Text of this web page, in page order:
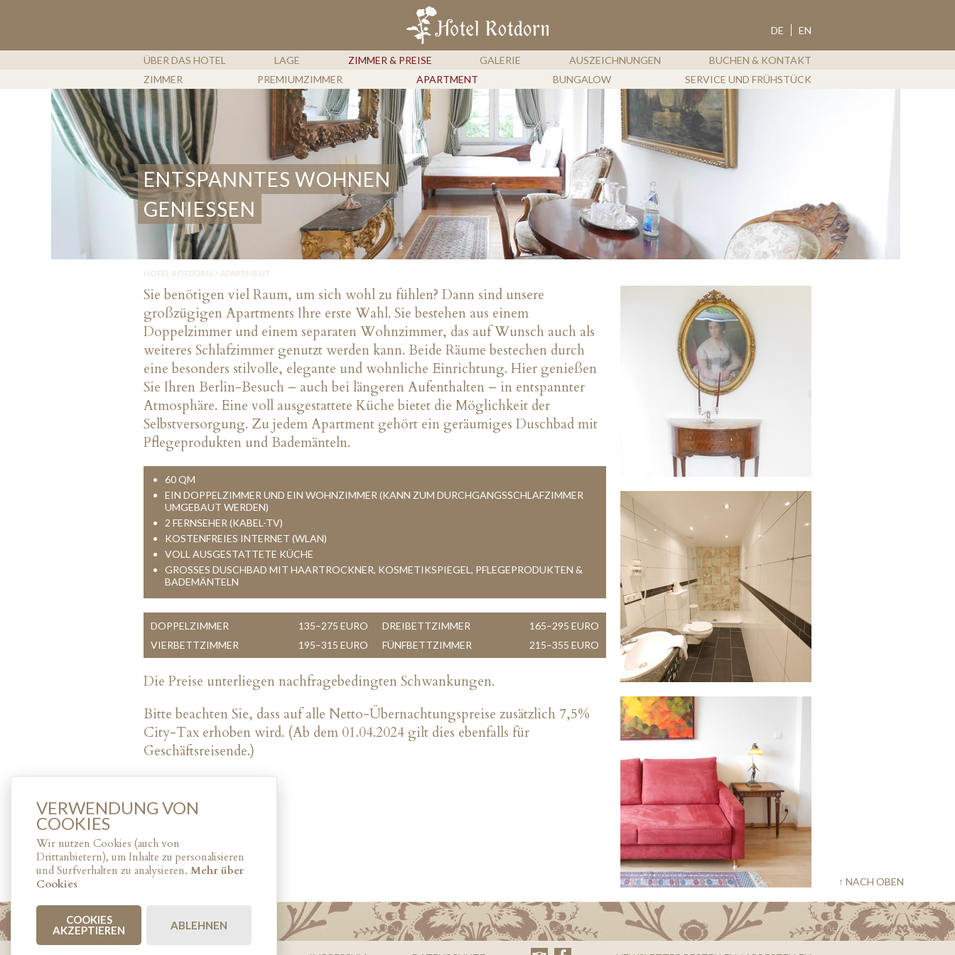
DE EN
ÜBER DAS HOTEL LAGE ZIMMER & PREISE GALERIE AUSZEICHNUNGEN
BUCHEN & KONTAKT
ZIMMER
PREMIUMZIMMER APARTMENT BUNGALOW SERVICE UND FRÜHSTÜCK
ENTSPANNTES WOHNEN
GENIESSEN
HOTEL ROTDORN › APARTMENT
Sie benötigen viel Raum, um sich wohl zu fühlen? Dann sind unsere
großzügigen Apartments Ihre erste Wahl. Sie bestehen aus einem
Doppelzimmer und einem separaten Wohnzimmer, das auf Wunsch auch als
weiteres Schlafzimmer genutzt werden kann. Beide Räume bestechen durch
eine besonders stilvolle, elegante und wohnliche Einrichtung. Hier genießen
Sie Ihren Berlin-Besuch – auch bei längeren Aufenthalten – in entspannter
Atmosphäre. Eine voll ausgestattete Küche bietet die Möglichkeit der
Selbstversorgung. Zu jedem Apartment gehört ein geräumiges Duschbad mit
Pflegeprodukten und Bademänteln.
60 QM
EIN DOPPELZIMMER UND EIN WOHNZIMMER (KANN ZUM DURCHGANGSSCHLAFZIMMER
UMGEBAUT WERDEN)
2 FERNSEHER (KABEL-TV)
KOSTENFREIES INTERNET (WLAN)
VOLL AUSGESTATTETE KÜCHE
GROSSES DUSCHBAD MIT HAARTROCKNER, KOSMETIKSPIEGEL, PFLEGEPRODUKTEN & B
ADEMÄNTELN
DOPPELZIMMER 135–275 EURO DREIBETTZIMMER
165–295 EURO
VIERBETTZIMMER
195–315 EURO FÜNFBETTZIMMER 215–355 EURO
Die Preise unterliegen nachfragebedingten Schwankungen.
Bitte beachten Sie, dass auf alle Netto-Übernachtungspreise zusätzlich 7,5%
City-Tax erhoben wird. (Ab dem 01.04.2024 gilt dies ebenfalls für
Geschäftsreisende.)
↑ NACH OBEN
VERWENDUNG VON
COOKIES
Wir nutzen Cookies (auch von
Drittanbietern), um Inhalte zu personalisieren
und Surfverhalten zu analysieren. Mehr über
Cookies
COOKIES
AKZEPTIEREN
ABLEHNEN